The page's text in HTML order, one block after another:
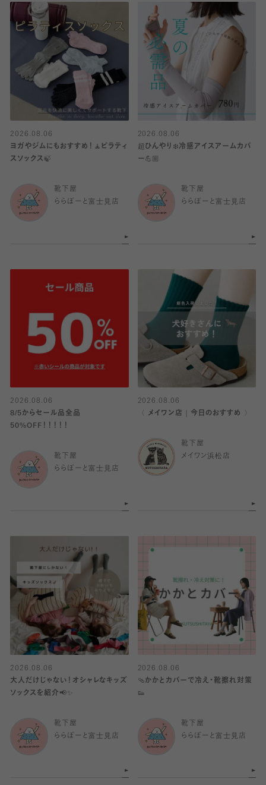
2026.08.06
ヨガやジムにもおすすめ！🧘ピラティ
スソックス🍃
靴下屋
ららぽーと富士見店
2026.08.06
超ひんやり❄️冷感アイスアームカバ
ー💪🏼
靴下屋
ららぽーと富士見店
2026.08.06
8/5からセール品全品
50%OFF！！！！！
靴下屋
ららぽーと富士見店
2026.08.06
〈 メイワン店｜今日のおすすめ 〉
靴下屋
メイワン浜松店
2026.08.06
大人だけじゃない！オシャレなキッズ
ソックスを紹介📢✨
靴下屋
ららぽーと富士見店
2026.08.06
🩴かかとカバーで冷え・靴擦れ対策
👟
靴下屋
ららぽーと富士見店